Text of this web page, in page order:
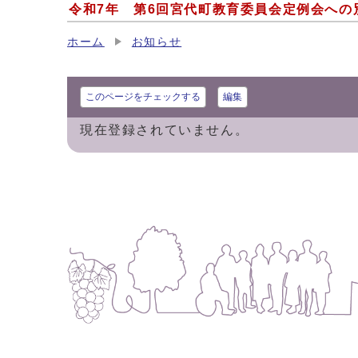
令和7年 第6回宮代町教育委員会定例会への
ホーム お知らせ
このページをチェックする 編集
現在登録されていません。